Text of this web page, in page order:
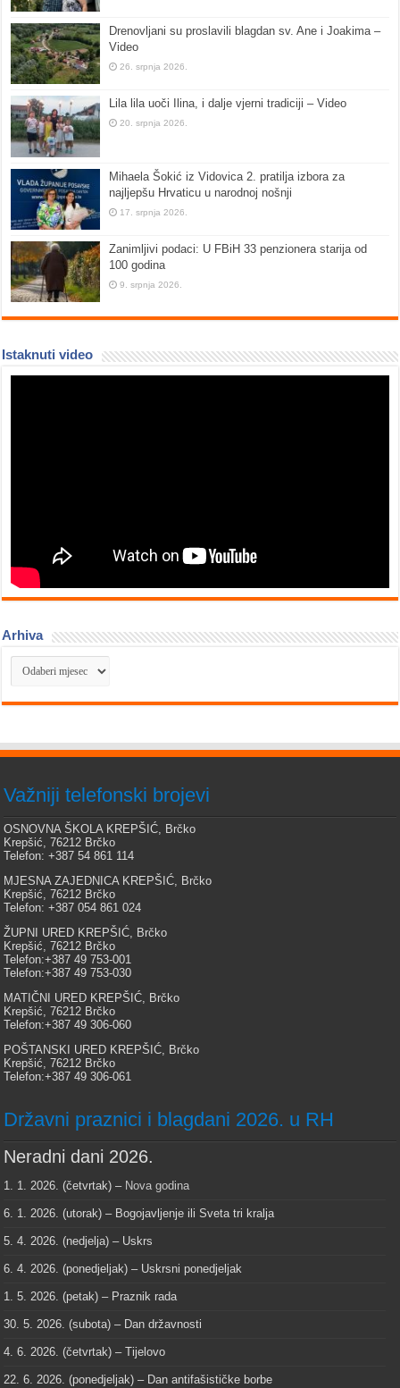
Drenovljani su proslavili blagdan sv. Ane i Joakima –
Video
26. srpnja 2026.
Lila lila uoči Ilina, i dalje vjerni tradiciji – Video
20. srpnja 2026.
Mihaela Šokić iz Vidovica 2. pratilja izbora za
najljepšu Hrvaticu u narodnoj nošnji
17. srpnja 2026.
Zanimljivi podaci: U FBiH 33 penzionera starija od
100 godina
9. srpnja 2026.
Istaknuti video
Arhiva
Arhiva
Važniji telefonski brojevi
OSNOVNA ŠKOLA KREPŠIĆ, Brčko
Krepšić, 76212 Brčko
Telefon: +387 54 861 114
MJESNA ZAJEDNICA KREPŠIĆ, Brčko
Krepšić, 76212 Brčko
Telefon: +387 054 861 024
ŽUPNI URED KREPŠIĆ, Brčko
Krepšić, 76212 Brčko
Telefon:+387 49 753-001
Telefon:+387 49 753-030
MATIČNI URED KREPŠIĆ, Brčko
Krepšić, 76212 Brčko
Telefon:+387 49 306-060
POŠTANSKI URED KREPŠIĆ, Brčko
Krepšić, 76212 Brčko
Telefon:+387 49 306-061
Državni praznici i blagdani 2026. u RH
Neradni dani 2026.
1. 1. 2026. (četvrtak) – Nova godina
6. 1. 2026. (utorak) – Bogojavljenje ili Sveta tri kralja
5. 4. 2026. (nedjelja) – Uskrs
6. 4. 2026. (ponedjeljak) – Uskrsni ponedjeljak
1. 5. 2026. (petak) – Praznik rada
30. 5. 2026. (subota) – Dan državnosti
4. 6. 2026. (četvrtak) – Tijelovo
22. 6. 2026. (ponedjeljak) – Dan antifašističke borbe